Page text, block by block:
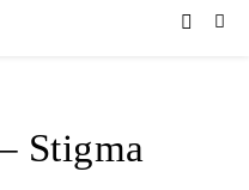
Stigma